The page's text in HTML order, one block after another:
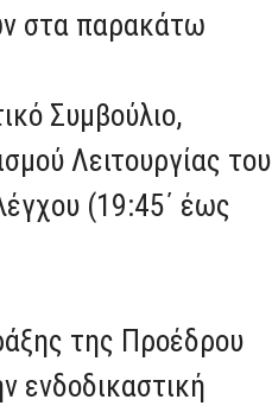
στα παρακάτω
Συμβούλιο,
Λειτουργίας του
(19:45΄ έως
της Προέδρου
ενδοδικαστική